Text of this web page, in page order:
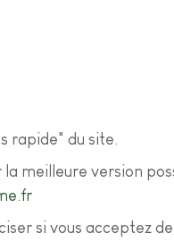
rapide" du site.
meilleure version
si vous acceptez